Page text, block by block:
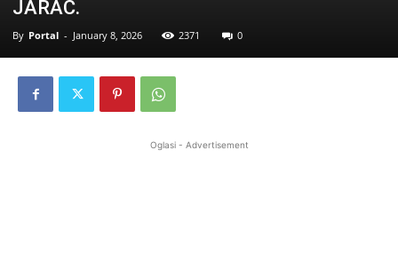
JARAC.
By Portal - January 8, 2026 2371 0
Oglasi - Advertisement